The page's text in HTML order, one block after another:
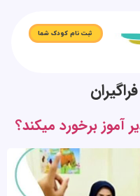
ثبت نام کودک شما
آموز برخورد میکند؟